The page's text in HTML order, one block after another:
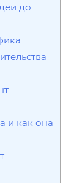
до
и как она